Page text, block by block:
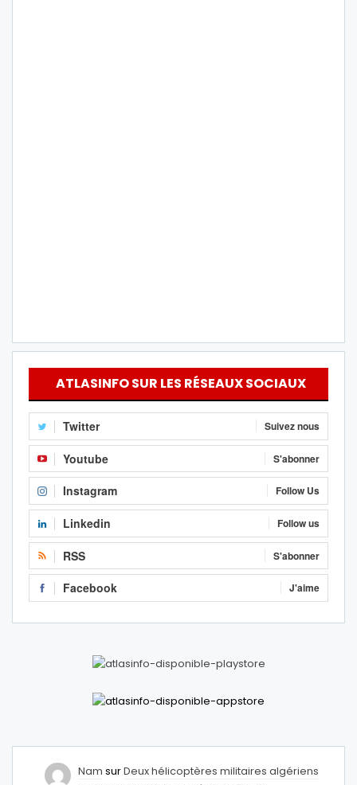
ATLASINFO SUR LES RÉSEAUX SOCIAUX
Twitter Suivez nous
Youtube S'abonner
Instagram Follow Us
Linkedin Follow us
RSS S'abonner
Facebook J'aime
Nam surDeux hélicoptères militaires algériens